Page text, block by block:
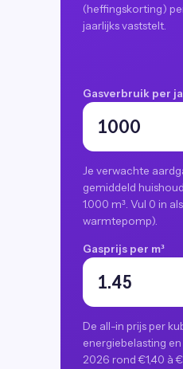
(heffingskorting)
jaarlijks vaststelt.
Gasverbruik per
Je verwachte
gemiddeld
1.000 m³. Vul 0 in
warmtepomp).
Gasprijs per m³
De all-in prijs per
energiebelasting
2026 rond €1,40 à